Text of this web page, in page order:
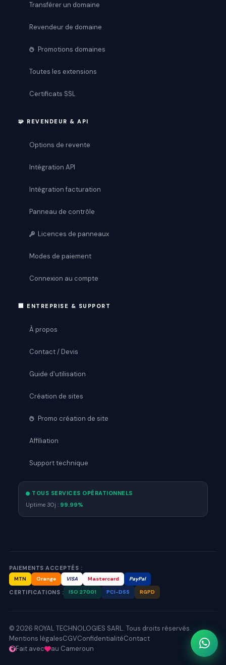
Transférer un domaine
Revendeur de domaine
Promotions domaines
Toutes les extensions
Certificats SSL
🧩 REVENDEUR & API
Options de revente
Intégration API
Intégration facturation
Panneau de contrôle
Licences de panneaux
Modes de paiement
Connexion au compte
🏢 ENTREPRISE & SUPPORT
À propos
Contact / Devis
Guide d'utilisation
Création de sites
Promo création de site
Affiliation
Support technique
TOUS SERVICES OPÉRATIONNELS
Uptime 30j : 99.99%
PAIEMENTS ACCEPTÉS :
MTN Orange VISA Mastercard PayPal
CERTIFICATIONS : ISO 27001 PCI-DSS RGPD
© 2026 ROYAL TECHNOLOGIES SARL. Tous droits réservés.
Mentions légalesCGVConfidentialitéContact
Fait avec
au Cameroun